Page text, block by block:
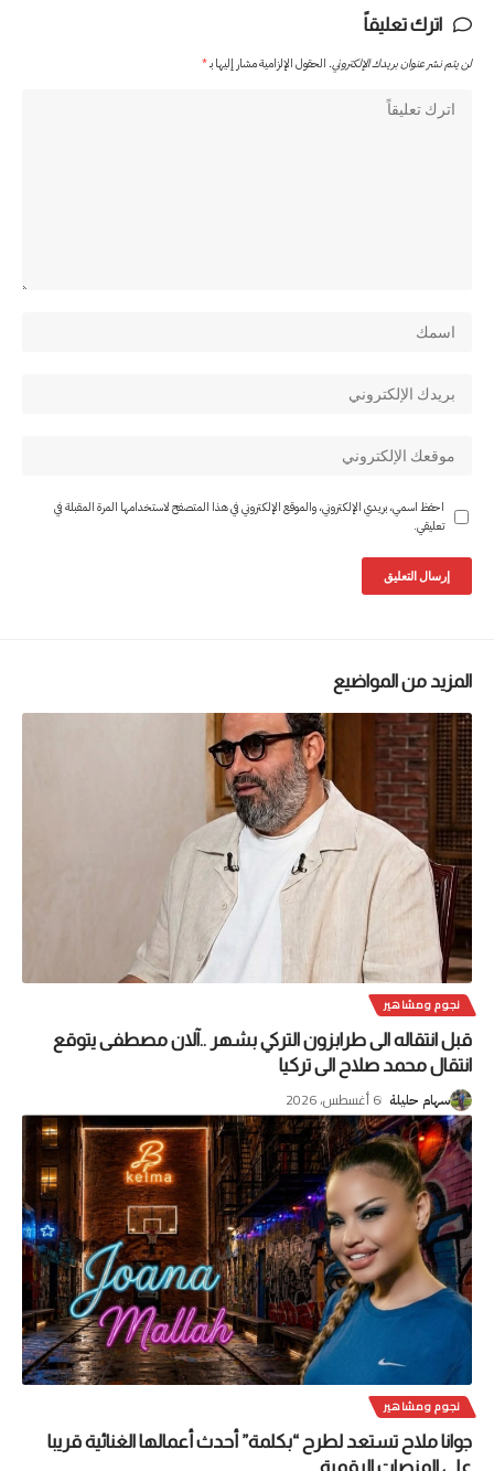
اترك تعليقاً
لن يتم نشر عنوان بريدك الإلكتروني. الحقول الإلزامية مشار إليها بـ*
احفظ اسمي، بريدي الإلكتروني، والموقع الإلكتروني في هذا المتصفح لاستخدامها المرة المقبلة في
تعليقي.
المزيد من المواضيع
نجوم ومشاهير
قبل انتقاله الى طرابزون التركي بشهر ..آلان مصطفى يتوقع
انتقال محمد صلاح الى تركيا
سهام حليلة 6 أغسطس، 2026
نجوم ومشاهير
جوانا ملاح تستعد لطرح “بكلمة” أحدث أعمالها الغنائية قريبا